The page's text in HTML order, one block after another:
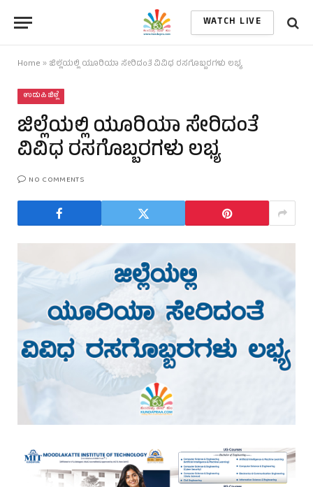
WATCH LIVE
Home » ಜಿಲ್ಲೆಯಲ್ಲಿ ಯೂರಿಯಾ ಸೇರಿದಂತೆ ವಿವಿಧ ರಸಗೊಬ್ಬರಗಳು ಲಭ್ಯ
ಉಡುಪಿ ಜಿಲ್ಲೆ
ಜಿಲ್ಲೆಯಲ್ಲಿ ಯೂರಿಯಾ ಸೇರಿದಂತೆ
ವಿವಿಧ ರಸಗೊಬ್ಬರಗಳು ಲಭ್ಯ
NO COMMENTS